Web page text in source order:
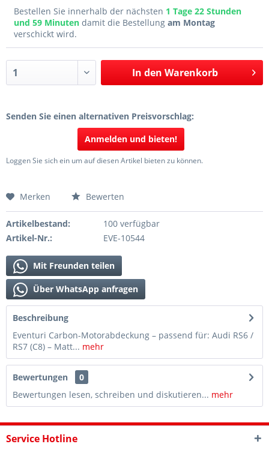
Bestellen Sie innerhalb der nächsten 1 Tage 22 Stunden
und 59 Minuten damit die Bestellung am Montag
verschickt wird.
In den Warenkorb
Senden Sie einen alternativen Preisvorschlag:
Anmelden und bieten!
Loggen Sie sich ein um auf diesen Artikel bieten zu können.
Merken Bewerten
Artikelbestand:
100 verfügbar
Artikel-Nr.:
EVE-10544
Mit Freunden teilen
Über WhatsApp anfragen
Beschreibung
Eventuri Carbon-Motorabdeckung – passend für: Audi RS6 /
RS7 (C8) – Matt... mehr
Bewertungen
0
Bewertungen lesen, schreiben und diskutieren... mehr
Service Hotline